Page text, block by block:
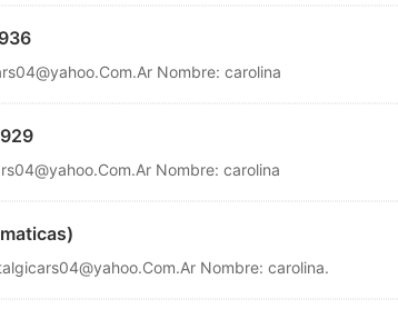
Nombre: carolina
Nombre: carolina
Nombre: carolina.